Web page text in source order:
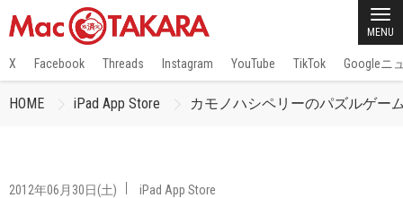
MENU
X Facebook Threads Instagram YouTube TikTok Googleニ
HOME iPad App Store カモノハシペリーのパズルゲー
2012年06月30日(土)
iPad App Store